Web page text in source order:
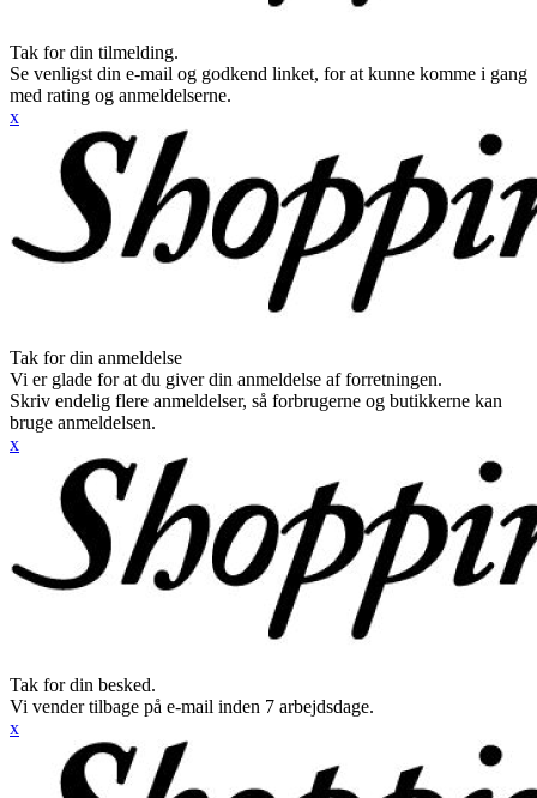
Tak for din tilmelding.
Se venligst din e-mail og godkend linket, for at kunne komme i gang
med rating og anmeldelserne.
x
Tak for din anmeldelse
Vi er glade for at du giver din anmeldelse af forretningen.
Skriv endelig flere anmeldelser, så forbrugerne og butikkerne kan
bruge anmeldelsen.
x
Tak for din besked.
Vi vender tilbage på e-mail inden 7 arbejdsdage.
x